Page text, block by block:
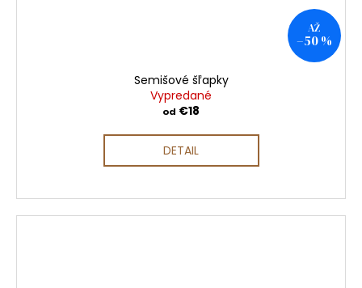
AŽ
–50 %
Semišové šľapky
Vypredané
od €18
DETAIL